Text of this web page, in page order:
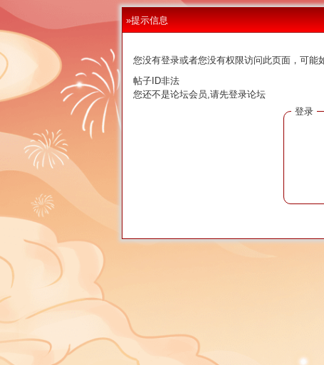
»提示信息
您没有登录或者您没有权限访问此页面，可能
帖子ID非法
您还不是论坛会员,请先登录论坛
登录